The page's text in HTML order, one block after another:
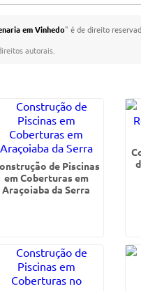
em Vinhedo" é de direito
autorais
de Piscinas
em Coberturas em
Araçoiaba da Serra